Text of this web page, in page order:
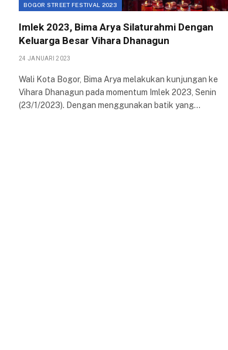
BOGOR STREET FESTIVAL 2023
Imlek 2023, Bima Arya Silaturahmi Dengan
Keluarga Besar Vihara Dhanagun
24 JANUARI 2023
Wali Kota Bogor, Bima Arya melakukan kunjungan ke
Vihara Dhanagun pada momentum Imlek 2023, Senin
(23/1/2023). Dengan menggunakan batik yang…